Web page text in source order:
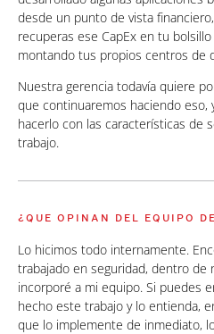
desde un punto de vista
recuperas ese CapEx en tu
montando tus propios centros de
Nuestra gerencia todavía quiere
que continuaremos haciendo eso,
hacerlo con las características de
trabajo.
¿QUE OPINAN DEL EQUIPO
Lo hicimos todo internamente.
trabajado en seguridad, dentro de
incorporé a mi equipo. Si puedes
hecho este trabajo y lo entienda,
que lo implemente de inmediato,